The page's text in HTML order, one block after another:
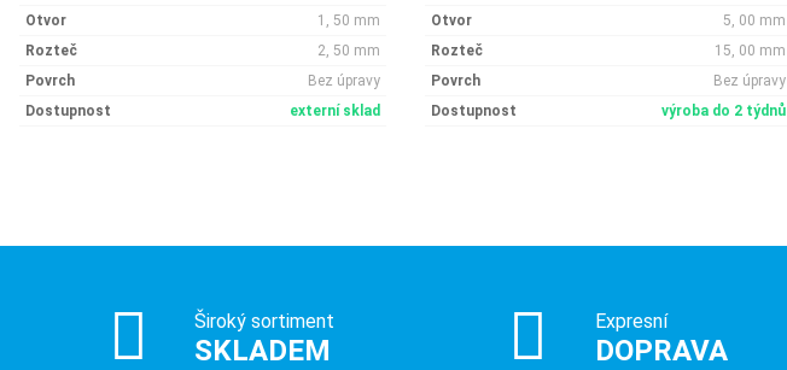
Otvor
1, 50 mm
Rozteč
2, 50 mm
Povrch
Bez úpravy
Dostupnost
externí sklad
Otvor
5, 00 mm
Rozteč
15, 00 mm
Povrch
Bez úpravy
Dostupnost
výroba do 2 týdnů
Široký sortiment
SKLADEM
Expresní
DOPRAVA